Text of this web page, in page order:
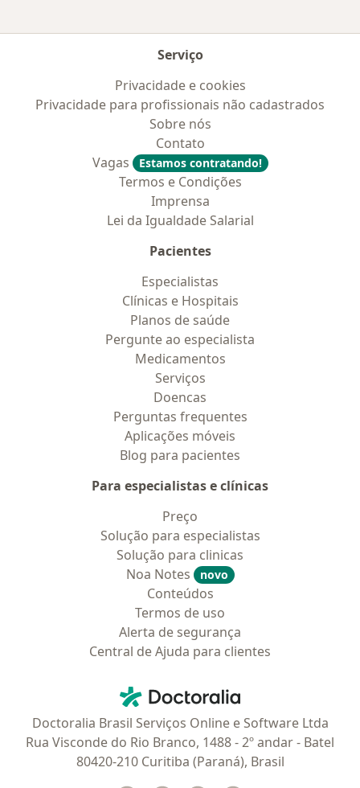
Serviço
Privacidade e cookies
Privacidade para profissionais não cadastrados
Sobre nós
Contato
Vagas
Estamos contratando!
Termos e Condições
Imprensa
Lei da Igualdade Salarial
Pacientes
Especialistas
Clínicas e Hospitais
Planos de saúde
Pergunte ao especialista
Medicamentos
Serviços
Doencas
Perguntas frequentes
Aplicações móveis
Blog para pacientes
Para especialistas e clínicas
Preço
Solução para especialistas
Solução para clinicas
Noa Notes
novo
Conteúdos
Termos de uso
Alerta de segurança
Central de Ajuda para clientes
Doctoralia - Homepage
Doctoralia Brasil Serviços Online e Software Ltda
Rua Visconde do Rio Branco, 1488 - 2º andar - Batel
80420-210 Curitiba (Paraná), Brasil